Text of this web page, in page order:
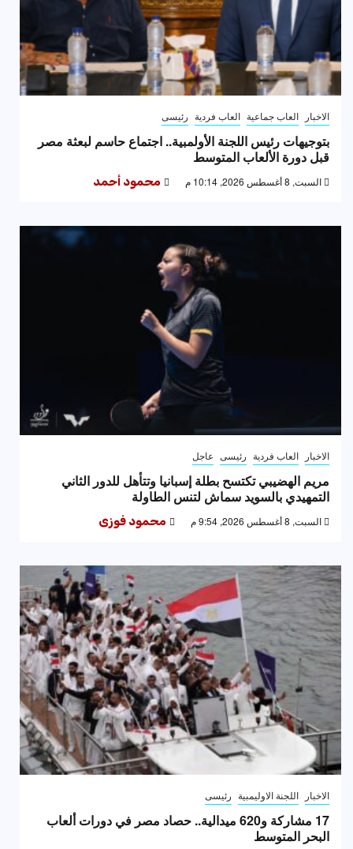
الاخبار العاب جماعية العاب فردية رئيسى
بتوجيهات رئيس اللجنة الأولمبية.. اجتماع حاسم لبعثة مصر
قبل دورة الألعاب المتوسط
السبت, 8 أغسطس 2026, 10:14 م محمود أحمد
الاخبار العاب فردية رئيسى عاجل
مريم الهضيبي تكتسح بطلة إسبانيا وتتأهل للدور الثاني
التمهيدي بالسويد سماش لتنس الطاولة
السبت, 8 أغسطس 2026, 9:54 م محمود فوزى
الاخبار اللجنة الاوليمبية رئيسى
17 مشاركة و620 ميدالية.. حصاد مصر في دورات ألعاب
البحر المتوسط